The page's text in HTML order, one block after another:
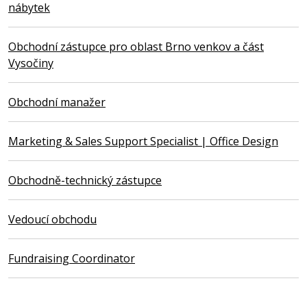
nábytek
Obchodní zástupce pro oblast Brno venkov a část
Vysočiny
Obchodní manažer
Marketing & Sales Support Specialist | Office Design
Obchodně-technický zástupce
Vedoucí obchodu
Fundraising Coordinator